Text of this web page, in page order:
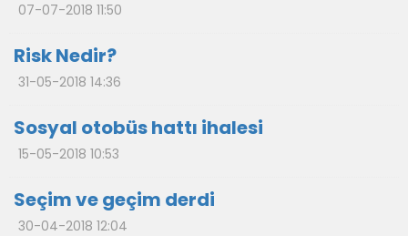
07-07-2018 11:50
Risk Nedir?
31-05-2018 14:36
Sosyal otobüs hattı ihalesi
15-05-2018 10:53
Seçim ve geçim derdi
30-04-2018 12:04